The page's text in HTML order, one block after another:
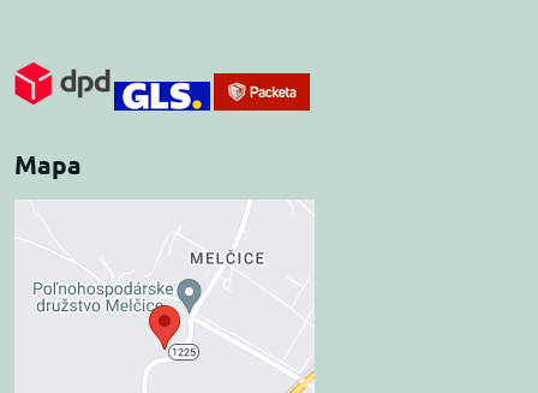
Mapa
Externý obsah je
blokovaný Voľbami
súkromia
Prajete si načítať externý obsah?